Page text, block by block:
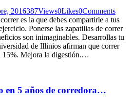
2016387Views0Likes0Comments
es la que debes compartirle a tus
Ponerse las zapatillas de correr
son inimaginables. Desarrollas tu
de Illinios afirman que correr
15%. Mejora la digestión.…
en 5 años de corredora…